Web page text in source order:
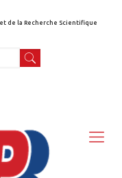
de la Recherche Scientifique